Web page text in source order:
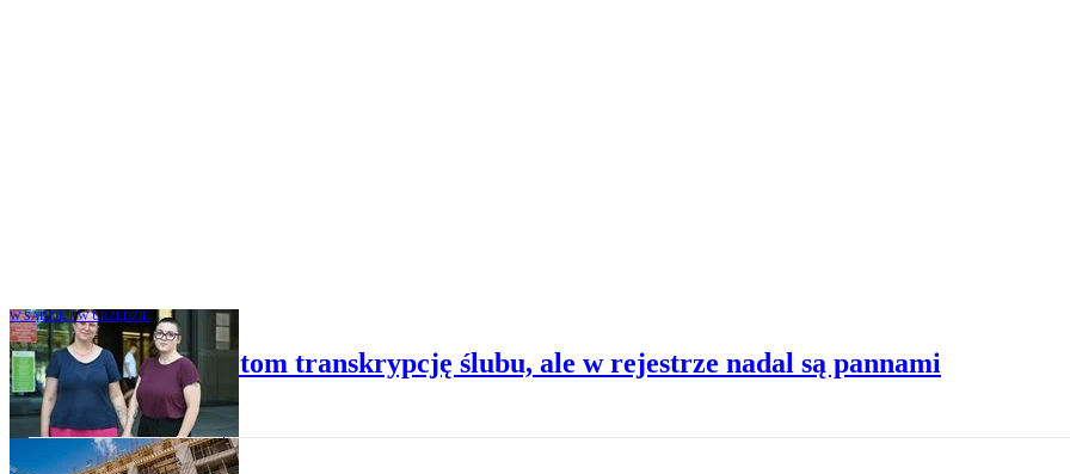
W SĄDZIE I W URZĘDZIE
Urząd wydał kobietom transkrypcję ślubu, ale w rejestrze nadal są pannami
NIERUCHOMOŚCI